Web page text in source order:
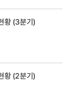
황 (3분기)
황 (2분기)